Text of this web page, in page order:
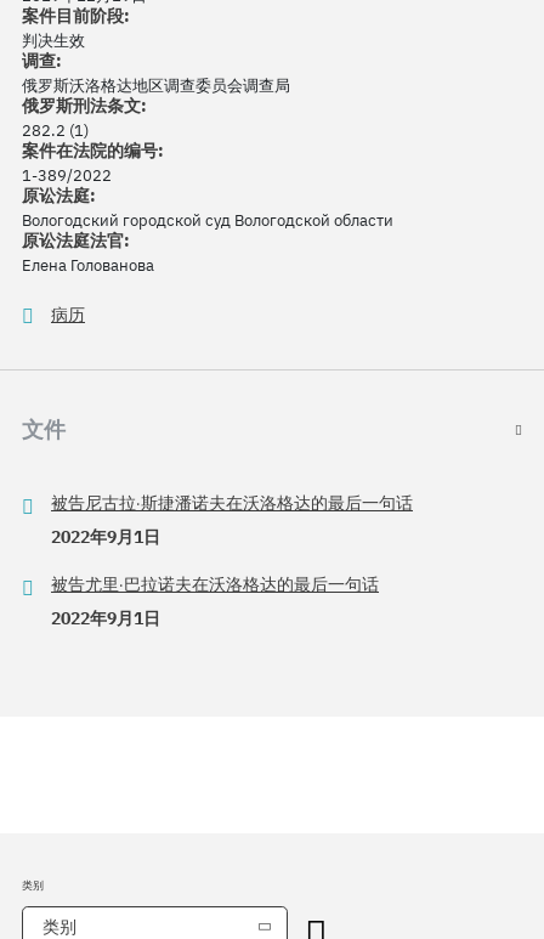
案件目前阶段:
判决生效
调查:
俄罗斯沃洛格达地区调查委员会调查局
俄罗斯刑法条文:
282.2 (1)
案件在法院的编号:
1-389/2022
原讼法庭:
Вологодский городской суд Вологодской области
原讼法庭法官:
Елена Голованова
病历
文件
被告尼古拉·斯捷潘诺夫在沃洛格达的最后一句话
2022年9月1日
被告尤里·巴拉诺夫在沃洛格达的最后一句话
2022年9月1日
类别
类别